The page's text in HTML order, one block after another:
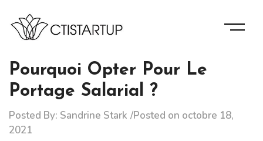
content
Pourquoi Opter Pour Le
Portage Salarial ?
Posted By: Sandrine Stark Posted on octobre 18,
2021